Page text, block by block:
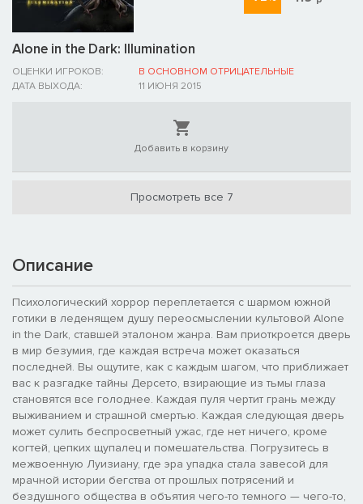
Alone in the Dark: Illumination
ОЦЕНКИ ИГРОКОВ:
В ОСНОВНОМ ОТРИЦАТЕЛЬНЫЕ
ДАТА ВЫХОДА:
11 ИЮНЯ 2015
Добавить в корзину
Просмотреть все 7
Описание
Психологический хоррор переплетается с шармом южной
готики в леденящем душу переосмыслении культовой Alone
in the Dark, ставшей эталоном жанра. Вам приоткроется дверь
в мир безумия, где каждая встреча может оказаться
последней. Вы ощутите, как с каждым шагом, что приближает
вас к разгадке тайны Дерсето, взирающие из тьмы глаза
становятся все голоднее. Каждая пуля чертит грань между
выживанием и страшной смертью. Каждая следующая дверь
может сулить беспросветный ужас, где нет ничего, кроме
когтей, цепких щупалец и помешательства. Погрузитесь в
межвоенную Луизиану, где эра упадка стала завесой для
мрачной истории бегства от прошлых потрясений и
бездушного общества в объятия чего-то темного — чего-то,